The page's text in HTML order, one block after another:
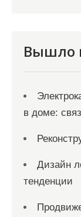
м
Вышло
в доме:
Дизайн
тенденции